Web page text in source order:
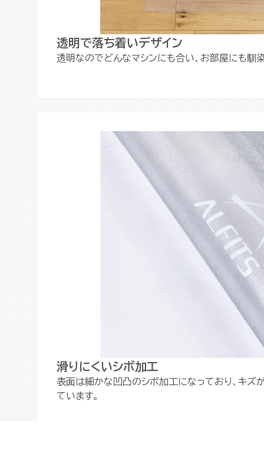
透明で落ち着いデザイン
透明なのでどんなマシンにも合い、お部屋にも馴
滑りにくいシボ加工
表面は細かな凹凸のシボ加工になっており、キズ
ています。